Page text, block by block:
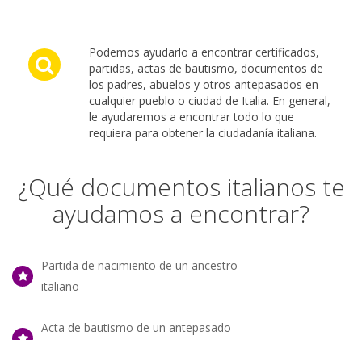
Podemos ayudarlo a encontrar certificados,
partidas, actas de bautismo, documentos de
los padres, abuelos y otros antepasados en
cualquier pueblo o ciudad de Italia. En general,
le ayudaremos a encontrar todo lo que
requiera para obtener la ciudadanía italiana.
¿Qué documentos italianos te
ayudamos a encontrar?
Partida de nacimiento de un ancestro
italiano
Acta de bautismo de un antepasado